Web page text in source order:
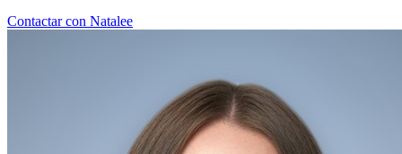
Contactar con Natalee